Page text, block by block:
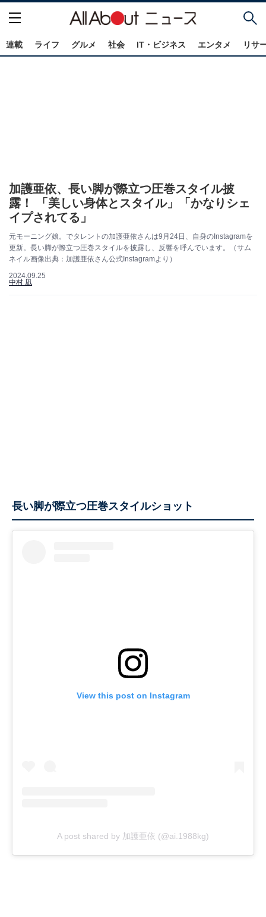
連載 ライフ グルメ 社会 IT・ビジネス エンタメ リサ
加護亜依、長い脚が際立つ圧巻スタイル披
露！ 「美しい身体とスタイル」「かなりシェ
イプされてる」
元モーニング娘。でタレントの加護亜依さんは9月24日、自身のInstagramを
更新。長い脚が際立つ圧巻スタイルを披露し、反響を呼んでいます。（サム
ネイル画像出典：加護亜依さん公式Instagramより）
2024.09.25
中村 凪
長い脚が際立つ圧巻スタイルショット
View this post on Instagram
A post shared by 加護亜依 (@ai.1988kg)